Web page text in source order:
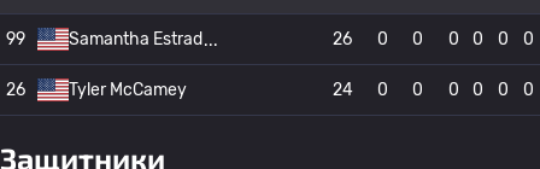
99 Samantha Estrad 26 0 0 0 0 0 0
26 Tyler McCamey 24 0 0 0 0 0 0
Защитники